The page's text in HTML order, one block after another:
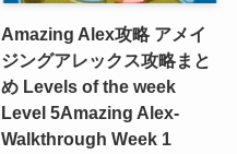
Amazing Alex攻略 アメイ
ジングアレックス攻略まと
め Levels of the week
Level 5Amazing Alex-
Walkthrough Week 1